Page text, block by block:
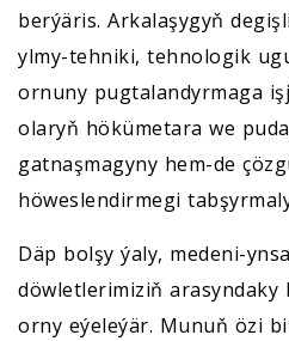
berýäris. Arkalaşygyň
ylmy-tehniki, tehnologik
ornuny pugtalandyrmaga
olaryň hökümetara we
gatnaşmagyny hem-de
höweslendirmegi
Däp bolşy ýaly, medeni-
döwletlerimiziň arasyndaky
orny eýeleýär. Munuň özi